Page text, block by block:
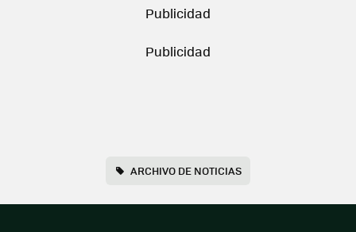
ARCHIVO DE NOTICIAS